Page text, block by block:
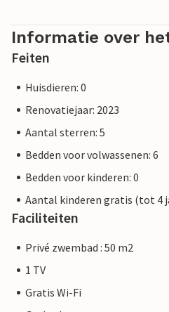
Informatie over
Feiten
Huisdieren: 0
Renovatiejaar: 2023
Aantal sterren: 5
Bedden voor volwassenen: 6
Bedden voor kinderen: 0
Aantal kinderen gratis (tot 4
Faciliteiten
Privé zwembad : 50 m2
1 TV
Gratis Wi-Fi